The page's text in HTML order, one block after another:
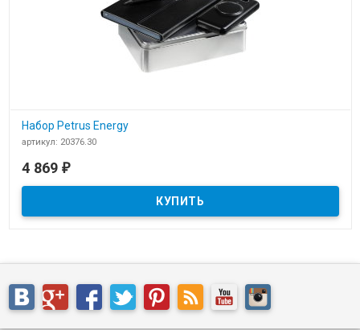
Набор Petrus Energy
артикул: 20376.30
4 869 ₽